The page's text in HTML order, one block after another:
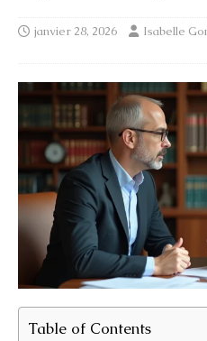
janvier 28, 2026 Isabelle
Table of Contents